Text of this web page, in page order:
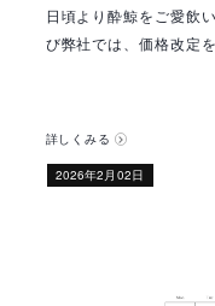
日頃より酔鯨をご愛飲
び弊社では、価格改定
詳しくみる
​2026年2月02日